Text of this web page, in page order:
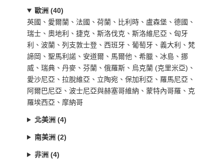
歐洲 (40)
英國、愛爾蘭、法國、荷蘭、比利時、盧森堡、德國、
瑞士、奧地利、捷克、斯洛伐克、斯洛維尼亞、匈牙
利、波蘭、列支敦士登、西班牙、葡萄牙、義大利、梵
諦岡、聖馬利諾、安道爾、馬爾他、希臘、冰島、挪
威、瑞典、丹麥、芬蘭、俄羅斯、烏克蘭 (克里米亞)、
愛沙尼亞、拉脫維亞、立陶宛、保加利亞、羅馬尼亞、
阿爾巴尼亞、波士尼亞與赫塞哥維納、蒙特內哥羅、克
羅埃西亞、摩納哥
北美洲 (4)
南美洲 (2)
非洲 (4)